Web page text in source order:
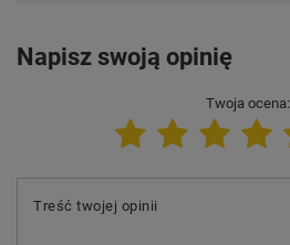
Napisz swoją opinię
Twoja ocena:
Treść twojej opinii